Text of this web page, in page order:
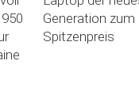
Generation zum
Spitzenpreis